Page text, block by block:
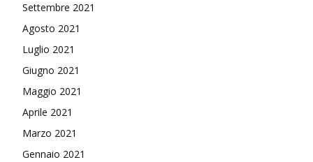
Settembre 2021
Agosto 2021
Luglio 2021
Giugno 2021
Maggio 2021
Aprile 2021
Marzo 2021
Gennaio 2021